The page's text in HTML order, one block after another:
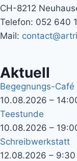
CH-8212
Telefon: 052 640
Mail:
Aktuell
Begegnungs-Café
10.08.2026 –
Teestunde
10.08.2026 –
Schreibwerkstatt
12.08.2026 – 9:30